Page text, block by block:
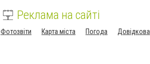
Реклама на сайті
Фотозвіти Карта міста Погода
Довідкова